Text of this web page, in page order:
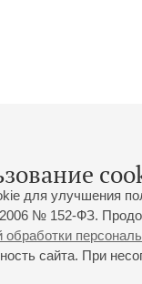
для улучшения
№ 152-ФЗ.
обработки
сайта. При